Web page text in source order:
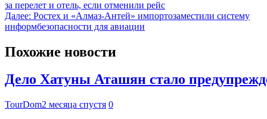
за перелет и отель, если отменили рейс
Далее: Ростех и «Алмаз-Антей» импортозаместили систему
информбезопасности для авиации
Похожие новости
Дело Хатуны Аташян стало
TourDom2 месяца спустя 0